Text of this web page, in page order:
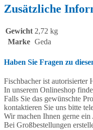
Zusätzliche
Gewicht 2,72 kg
Marke Geda
Haben Sie Fragen zu
Fischbacher ist autorisierter
In unserem Onlineshop
Falls Sie das gewünschte
kontaktieren Sie uns bitte
Wir machen Ihnen gerne
Bei Großbestellungen